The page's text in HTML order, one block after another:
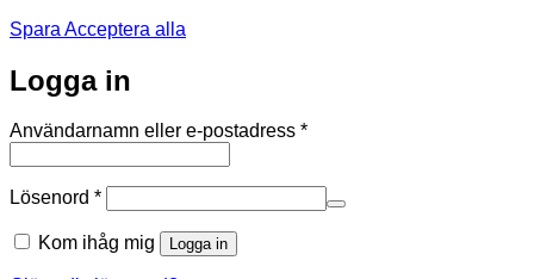
Spara Acceptera alla
Logga in
Användarnamn eller e-postadress *Obligatoriskt
Lösenord *Obligatoriskt
Kom ihåg mig Logga in